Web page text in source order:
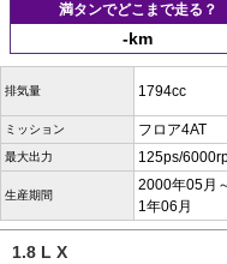
満タンでどこまで走る？
-km
排気量 1794cc
ミッション フロア4AT
最大出力 125ps/
生産期間
2000年05月
1年06月
1.8 L X